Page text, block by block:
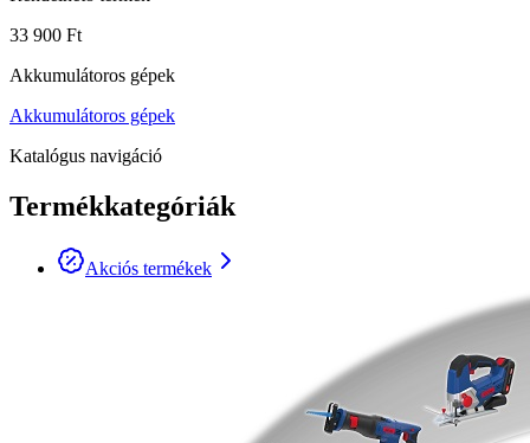
33 900 Ft
Akkumulátoros gépek
Akkumulátoros gépek
Katalógus navigáció
Termékkategóriák
Akciós termékek